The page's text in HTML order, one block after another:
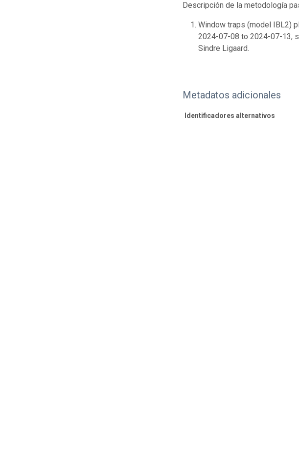
Descripción de la metodología
Window traps (model IBL2)
2024-07-08 to 2024-07-13,
Sindre Ligaard.
Metadatos adicionales
Identificadores alternativos